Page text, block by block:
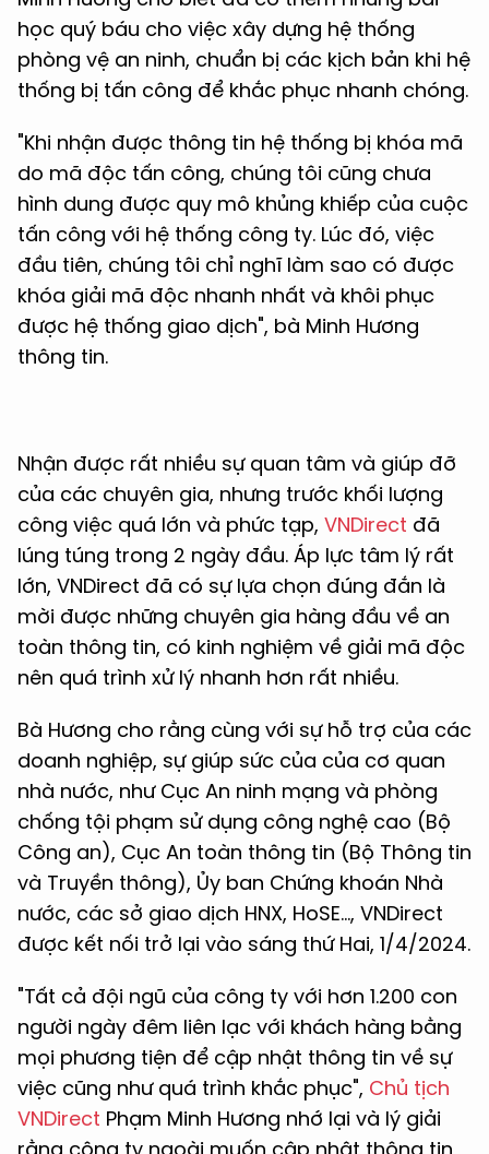
học quý báu cho việc xây dựng hệ thống
phòng vệ an ninh, chuẩn bị các kịch bản khi hệ
thống bị tấn công để khắc phục nhanh chóng.
"Khi nhận được thông tin hệ thống bị khóa mã
do mã độc tấn công, chúng tôi cũng chưa
hình dung được quy mô khủng khiếp của cuộc
tấn công với hệ thống công ty. Lúc đó, việc
đầu tiên, chúng tôi chỉ nghĩ làm sao có được
khóa giải mã độc nhanh nhất và khôi phục
được hệ thống giao dịch", bà Minh Hương
thông tin.
Nhận được rất nhiều sự quan tâm và giúp đỡ
của các chuyên gia, nhưng trước khối lượng
công việc quá lớn và phức tạp, VNDirect đã
lúng túng trong 2 ngày đầu. Áp lực tâm lý rất
lớn, VNDirect đã có sự lựa chọn đúng đắn là
mời được những chuyên gia hàng đầu về an
toàn thông tin, có kinh nghiệm về giải mã độc
nên quá trình xử lý nhanh hơn rất nhiều.
Bà Hương cho rằng cùng với sự hỗ trợ của các
doanh nghiệp, sự giúp sức của của cơ quan
nhà nước, như Cục An ninh mạng và phòng
chống tội phạm sử dụng công nghệ cao (Bộ
Công an), Cục An toàn thông tin (Bộ Thông tin
và Truyền thông), Ủy ban Chứng khoán Nhà
nước, các sở giao dịch HNX, HoSE..., VNDirect
được kết nối trở lại vào sáng thứ Hai, 1/4/2024.
"Tất cả đội ngũ của công ty với hơn 1.200 con
người ngày đêm liên lạc với khách hàng bằng
mọi phương tiện để cập nhật thông tin về sự
việc cũng như quá trình khắc phục", Chủ tịch
VNDirect Phạm Minh Hương nhớ lại và lý giải